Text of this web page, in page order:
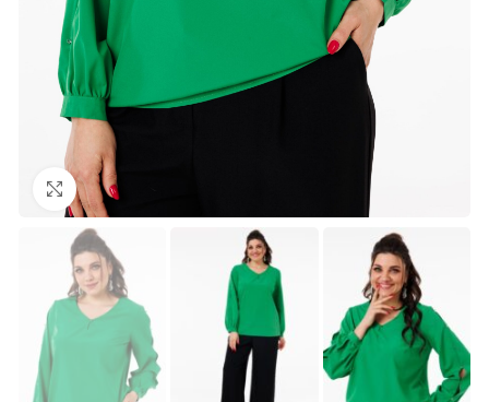
Нажмите, чтобы увеличить изображение